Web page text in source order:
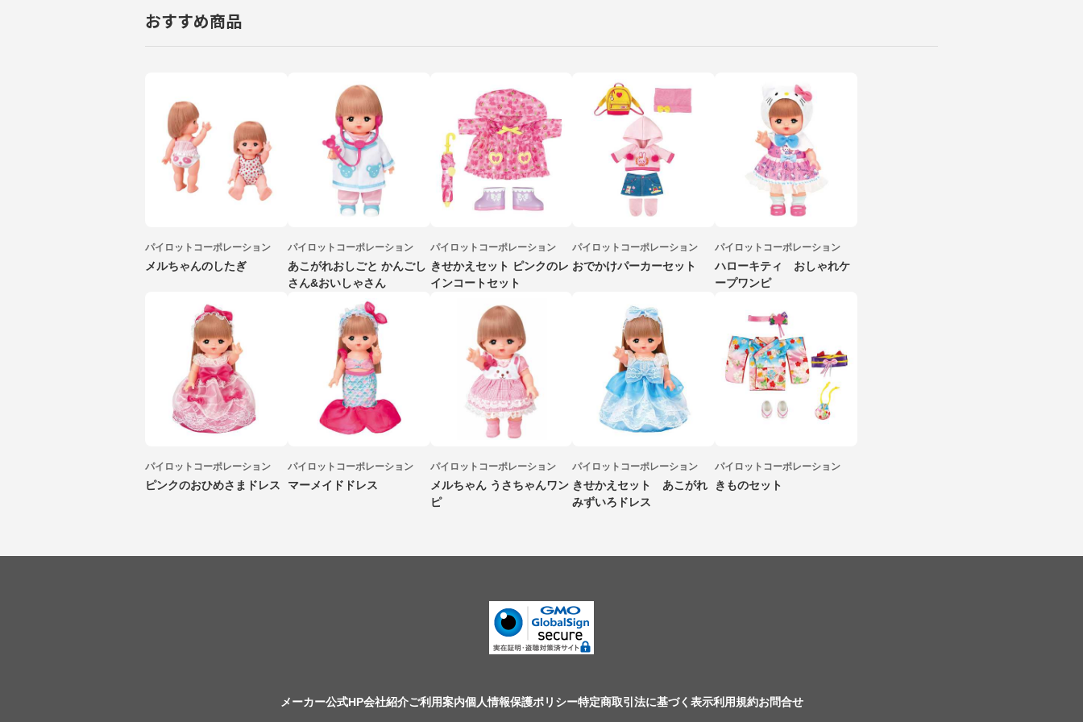
おすすめ商品
パイロットコーポレーション
メルちゃんのしたぎ
パイロットコーポレーション
あこがれおしごと かんごし
さん&おいしゃさん
パイロットコーポレーション
きせかえセット ピンクのレ
インコートセット
パイロットコーポレーション
おでかけパーカーセット
パイロットコーポレーション
ハローキティ おしゃれケ
ープワンピ
パイロットコーポレーション
ピンクのおひめさまドレス
パイロットコーポレーション
マーメイドドレス
パイロットコーポレーション
メルちゃん うさちゃんワン
ピ
パイロットコーポレーション
きせかえセット あこがれ
みずいろドレス
パイロットコーポレーション
きものセット
メーカー公式HP会社紹介ご利用案内個人情報保護ポリシー特定商取引法に基づく表示利用規約お問合せ